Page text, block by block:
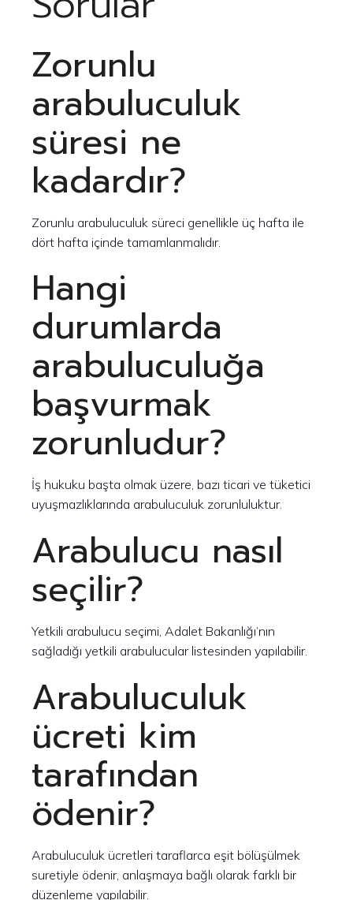
Zorunlu
arabuluculuk
süresi ne
kadardır?
Zorunlu arabuluculuk süreci genellikle üç hafta ile
dört hafta içinde tamamlanmalıdır.
Hangi
durumlarda
arabuluculuğa
başvurmak
zorunludur?
İş hukuku başta olmak üzere, bazı ticari ve tüketici
uyuşmazlıklarında arabuluculuk zorunluluktur.
Arabulucu nasıl
seçilir?
Yetkili arabulucu seçimi, Adalet Bakanlığı’nın
sağladığı yetkili arabulucular listesinden yapılabilir.
Arabuluculuk
ücreti kim
tarafından
ödenir?
Arabuluculuk ücretleri taraflarca eşit bölüşülmek
suretiyle ödenir, anlaşmaya bağlı olarak farklı bir
düzenleme yapılabilir.